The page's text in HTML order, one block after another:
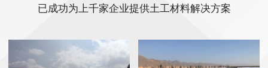
已成功为上千家企业提供土工材料解决方案